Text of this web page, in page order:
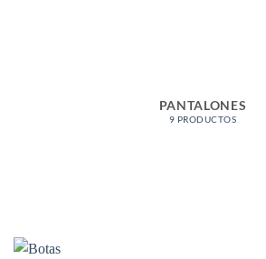
PANTALONES
9 PRODUCTOS